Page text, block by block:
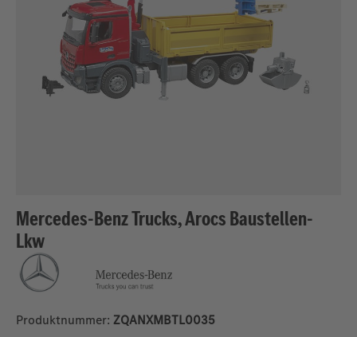
Mercedes-Benz Trucks, Arocs Baustellen-
Lkw
Produktnummer: ZQANXMBTL0035